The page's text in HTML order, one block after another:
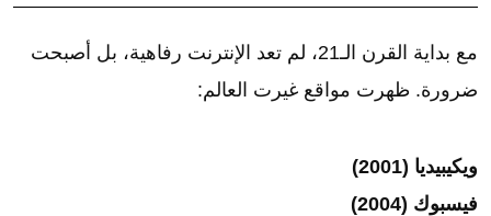
مع بداية القرن الـ21، لم تعد الإنترنت رفاهية، بل أصبحت
ضرورة. ظهرت مواقع غيرت العالم:
ويكيبيديا (2001)
فيسبوك (2004)